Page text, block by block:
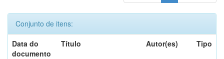
Conjunto de itens:
Data do
documento
Título Autor(es) Tipo